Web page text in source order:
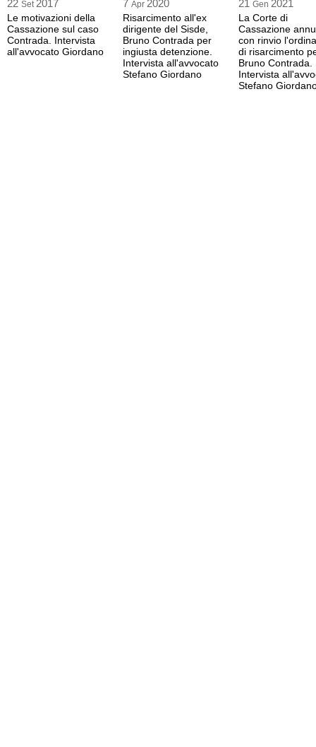
22 Set 2017
Le motivazioni della
Cassazione sul caso
Contrada. Intervista
all'avvocato Giordano
7 Apr 2020
Risarcimento all'ex
dirigente del Sisde,
Bruno Contrada per
ingiusta detenzione.
Intervista all'avvocato
Stefano Giordano
21 Gen 2021
La Corte di
Cassazione
con rinvio
di risarcimento
Bruno Contrada.
Intervista
Stefano